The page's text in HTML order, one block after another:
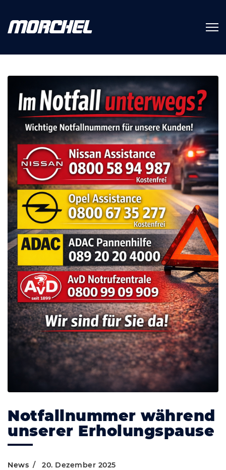
Notfallnummer während
unserer Erholungspause
News 20. Dezember 2025